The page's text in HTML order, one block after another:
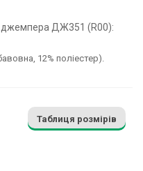
джемпера ДЖ351 (R00):
12% поліестер).
Таблиця розмірів